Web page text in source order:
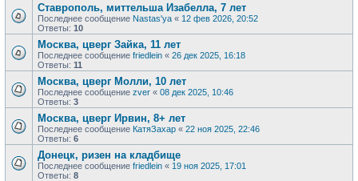
Ставрополь, миттельша Изабелла, 7 лет
Последнее сообщение Nastas'ya « 12 фев 2026, 20:52
Ответы: 10
Москва, цверг Зайка, 11 лет
Последнее сообщение friedlein « 26 дек 2025, 16:18
Ответы: 11
Москва, цверг Молли, 10 лет
Последнее сообщение zver « 08 дек 2025, 10:46
Ответы: 3
Москва, цверг Ирвин, 8+ лет
Последнее сообщение КатяЗахар « 22 ноя 2025, 22:46
Ответы: 6
Донецк, ризен на кладбище
Последнее сообщение friedlein « 19 ноя 2025, 17:01
Ответы: 8